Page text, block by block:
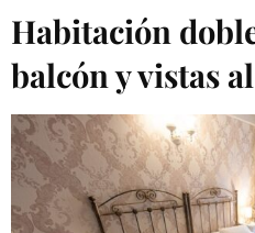
Habitación
balcón y vistas